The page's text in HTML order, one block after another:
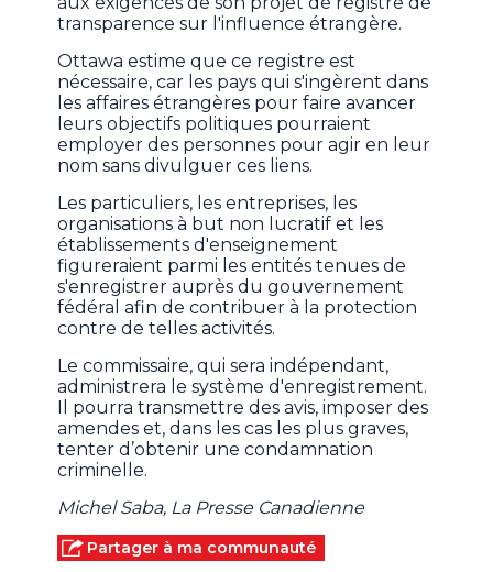
transparence sur l'influence étrangère.
Ottawa estime que ce registre est
nécessaire, car les pays qui s'ingèrent dans
les affaires étrangères pour faire avancer
leurs objectifs politiques pourraient
employer des personnes pour agir en leur
nom sans divulguer ces liens.
Les particuliers, les entreprises, les
organisations à but non lucratif et les
établissements d'enseignement
figureraient parmi les entités tenues de
s'enregistrer auprès du gouvernement
fédéral afin de contribuer à la protection
contre de telles activités.
Le commissaire, qui sera indépendant,
administrera le système d'enregistrement.
Il pourra transmettre des avis, imposer des
amendes et, dans les cas les plus graves,
tenter d’obtenir une condamnation
criminelle.
Michel Saba, La Presse Canadienne
Partager à ma communauté